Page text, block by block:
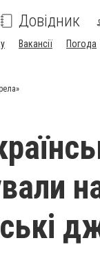
Довідник
Вакансії Погода